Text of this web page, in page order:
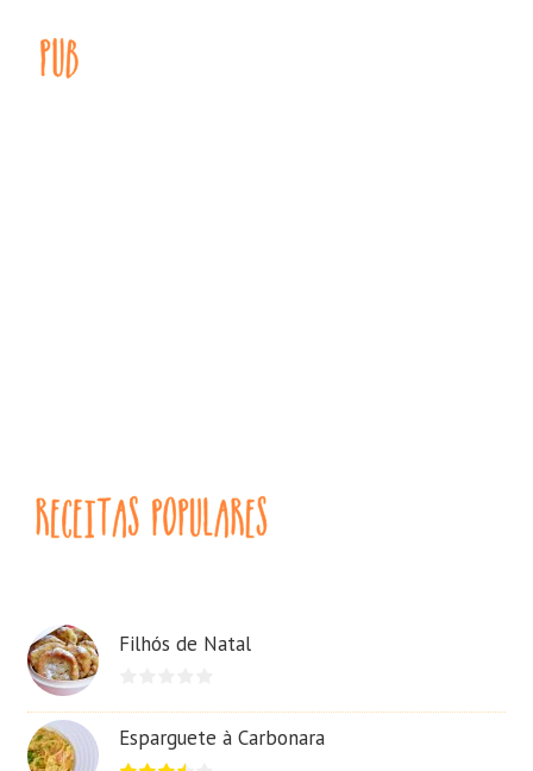
Filhós de Natal
Esparguete à Carbonara